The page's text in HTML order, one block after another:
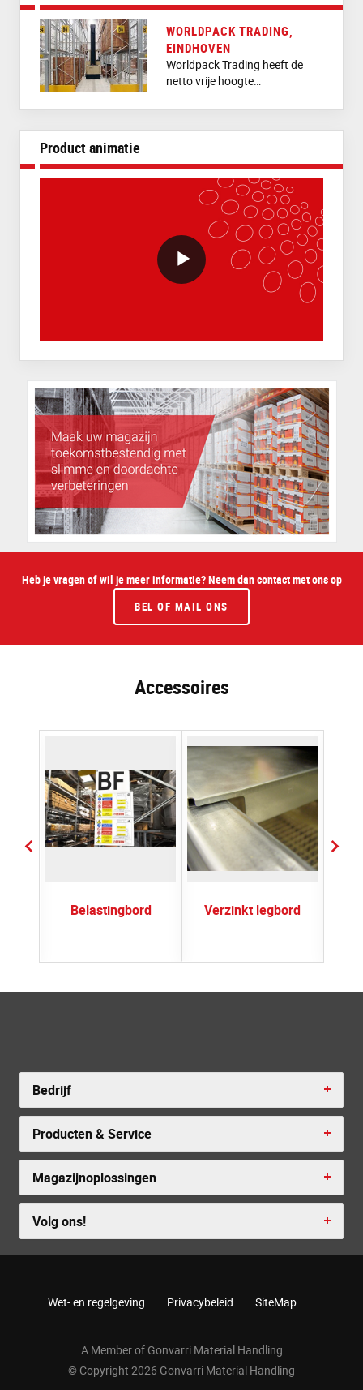
WORLDPACK TRADING,
EINDHOVEN
Worldpack Trading heeft de
netto vrije hoogte…
Product animatie
VideoWithLightboxBlock
Heb je vragen of wil je meer informatie? Neem dan contact met ons op
BEL OF MAIL ONS
Accessoires
Belastingbord Verzinkt legbord
Bedrijf
Producten & Service
Magazijnoplossingen
Volg ons!
Wet- en regelgeving Privacybeleid SiteMap
A Member of Gonvarri Material Handling
© Copyright 2026 Gonvarri Material Handling